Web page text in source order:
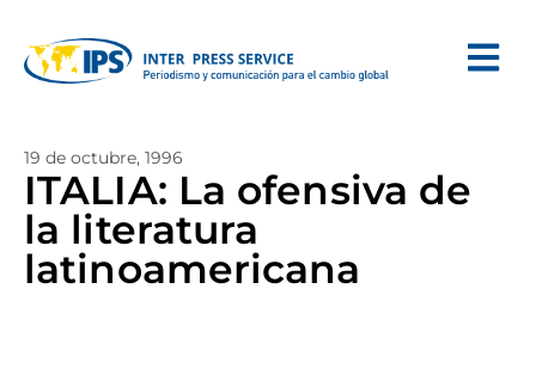
19 de octubre, 1996
ITALIA: La ofensiva de
la literatura
latinoamericana